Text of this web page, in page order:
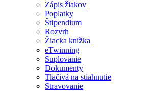
Zápis žiakov
Poplatky
Štipendium
Rozvrh
Žiacka knižka
eTwinning
Suplovanie
Dokumenty
Tlačivá na stiahnutie
Stravovanie